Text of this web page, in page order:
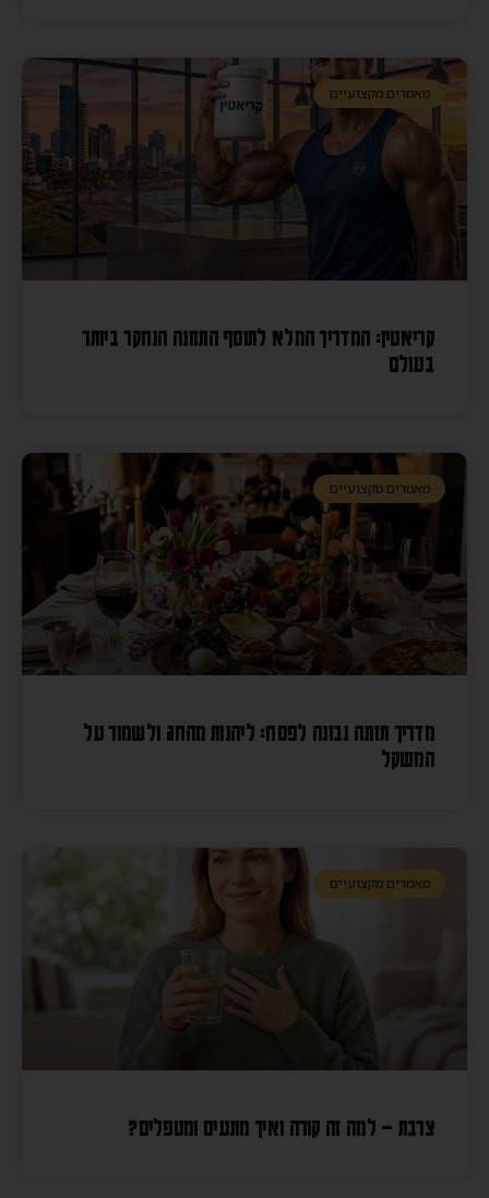
מאמרים מקצועיים
קריאטין: המדריך המלא לתוסף התזונה הנחקר ביותר
בעולם
מאמרים מקצועיים
מדריך תזונה נבונה לפסח: ליהנות מהחג ולשמור על
המשקל
מאמרים מקצועיים
צרבת – למה זה קורה ואיך מונעים ומטפלים?